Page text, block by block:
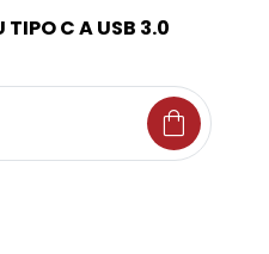
C A USB 3.0
shopping_bag